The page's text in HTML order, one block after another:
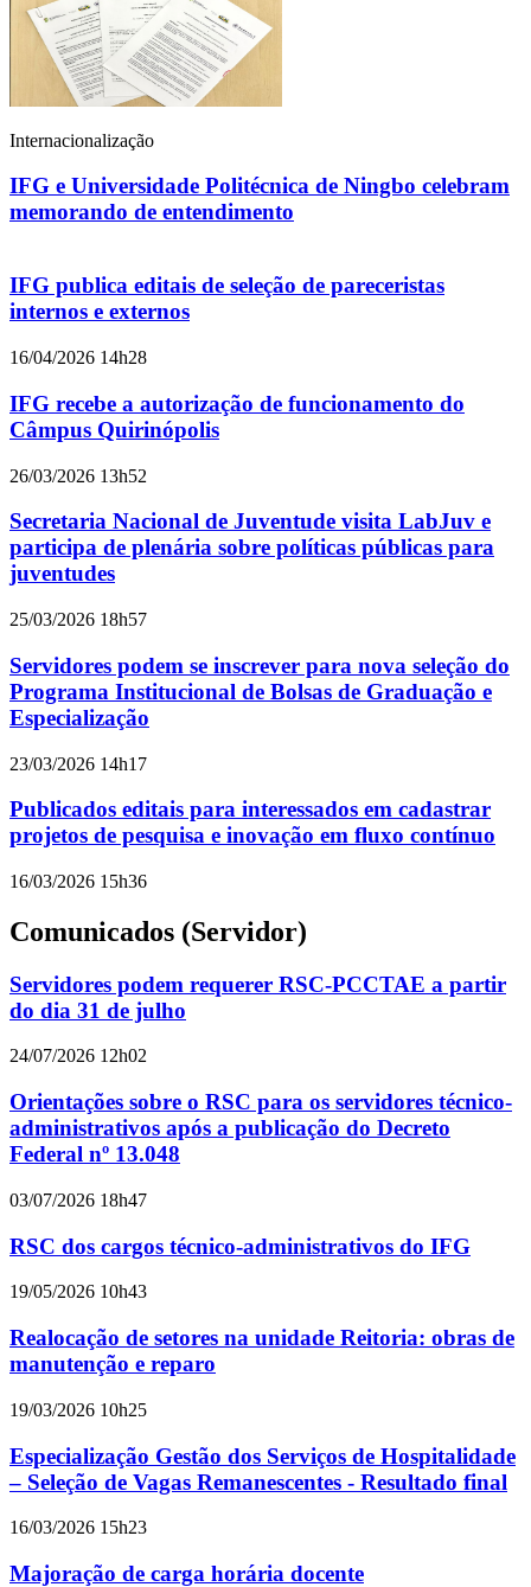
Internacionalização
IFG e Universidade Politécnica de Ningbo celebram
memorando de entendimento
IFG publica editais de seleção de pareceristas
internos e externos
16/04/2026 14h28
IFG recebe a autorização de funcionamento do
Câmpus Quirinópolis
26/03/2026 13h52
Secretaria Nacional de Juventude visita LabJuv e
participa de plenária sobre políticas públicas para
juventudes
25/03/2026 18h57
Servidores podem se inscrever para nova seleção do
Programa Institucional de Bolsas de Graduação e
Especialização
23/03/2026 14h17
Publicados editais para interessados em cadastrar
projetos de pesquisa e inovação em fluxo contínuo
16/03/2026 15h36
Comunicados (Servidor)
Servidores podem requerer RSC-PCCTAE a partir
do dia 31 de julho
24/07/2026 12h02
Orientações sobre o RSC para os servidores técnico-
administrativos após a publicação do Decreto
Federal nº 13.048
03/07/2026 18h47
RSC dos cargos técnico-administrativos do IFG
19/05/2026 10h43
Realocação de setores na unidade Reitoria: obras de
manutenção e reparo
19/03/2026 10h25
Especialização Gestão dos Serviços de Hospitalidade
– Seleção de Vagas Remanescentes - Resultado final
16/03/2026 15h23
Majoração de carga horária docente